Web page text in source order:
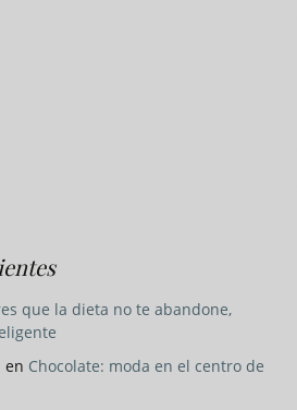
que la dieta no te abandone,
en Chocolate: moda en el centro de